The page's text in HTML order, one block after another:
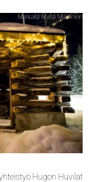
Hugon Huvilat